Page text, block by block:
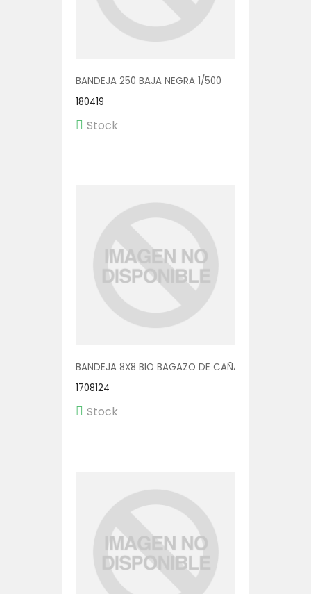
BANDEJA 250 BAJA NEGRA 1/500
180419
Stock
BANDEJA 8X8 BIO BAGAZO DE CAÑA C/DIV 4X50
1708124
Stock